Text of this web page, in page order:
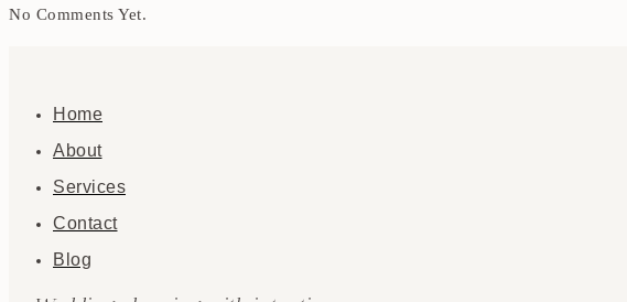
No Comments Yet.
Home
About
Services
Contact
Blog